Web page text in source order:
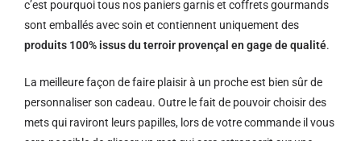
c’est pourquoi tous nos paniers garnis et coffrets gourmands
sont emballés avec soin et contiennent uniquement des
produits 100% issus du terroir provençal en gage de qualité.
La meilleure façon de faire plaisir à un proche est bien sûr de
personnaliser son cadeau. Outre le fait de pouvoir choisir des
mets qui raviront leurs papilles, lors de votre commande il vous